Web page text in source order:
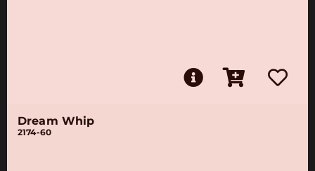
Dream Whip
2174-60